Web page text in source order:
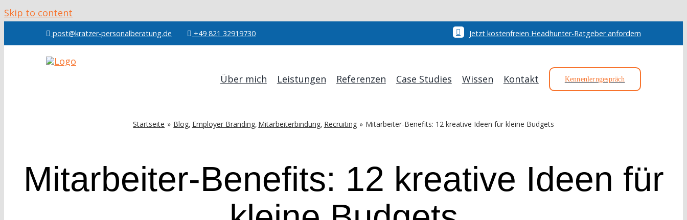
Skip to content
post@kratzer-personalberatung.de +49 821 32919730 Jetzt kostenfreien Headhunter-Ratgeber anfordern
Über mich Leistungen Referenzen Case Studies Wissen Kontakt Kennenlerngespräch
Startseite Blog Employer Branding Mitarbeiterbindung Recruiting Mitarbeiter-Benefits: 12 kreative Ideen für kleine Budgets
Mitarbeiter-Benefits: 12 kreative Ideen für